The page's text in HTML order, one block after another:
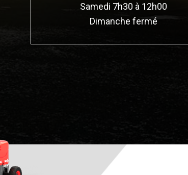
Samedi 7h30 à 12h00
Dimanche fermé